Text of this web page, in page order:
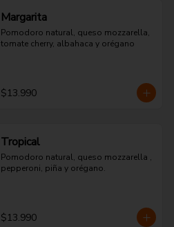
Margarita
Pomodoro natural, queso mozzarella,
tomate cherry, albahaca y orégano
$13.990
Tropical
Pomodoro natural, queso mozzarella ,
pepperoni, piña y orégano.
$13.990